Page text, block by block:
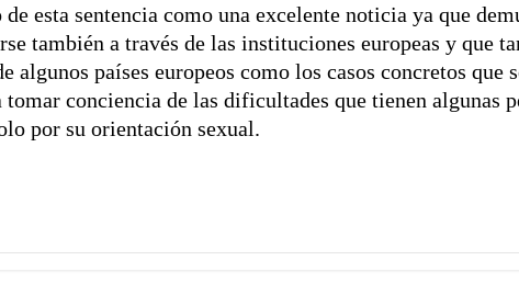
esta sentencia como una excelente noticia ya que
también a través de las instituciones europeas y que
algunos países europeos como los casos concretos que
conciencia de las dificultades que tienen algunas
por su orientación sexual.